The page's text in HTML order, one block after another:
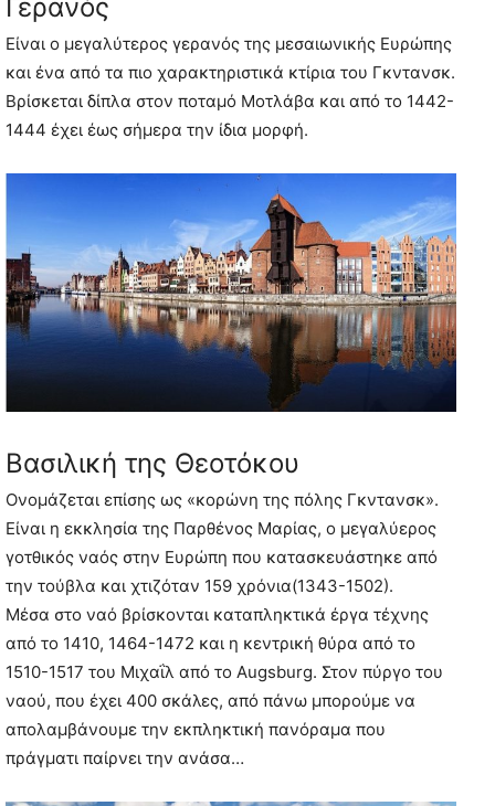
Γερανός
Είναι ο μεγαλύτερος γερανός της μεσαιωνικής Ευρώπης
και ένα από τα πιο χαρακτηριστικά κτίρια του Γκντανσκ.
Βρίσκεται δίπλα στον ποταμό Μοτλάβα και από το 1442-
1444 έχει έως σήμερα την ίδια μορφή.
Βασιλική της Θεοτόκου
Ονομάζεται επίσης ως «κορώνη της πόλης Γκντανσκ».
Είναι η εκκλησία της Παρθένος Μαρίας, ο μεγαλύερος
γοτθικός ναός στην Ευρώπη που κατασκευάστηκε από
την τούβλα και χτιζόταν 159 χρόνια(1343-1502).
Μέσα στο ναό βρίσκονται καταπληκτικά έργα τέχνης
από το 1410, 1464-1472 και η κεντρική θύρα από το
1510-1517 του Μιχαΐλ από το Augsburg. Στον πύργο του
ναού, που έχει 400 σκάλες, από πάνω μπορούμε να
απολαμβάνουμε την εκπληκτική πανόραμα που
πράγματι παίρνει την ανάσα…